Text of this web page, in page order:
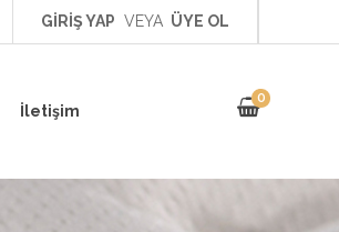
GİRİŞ YAP VEYA ÜYE OL
İletişim
0